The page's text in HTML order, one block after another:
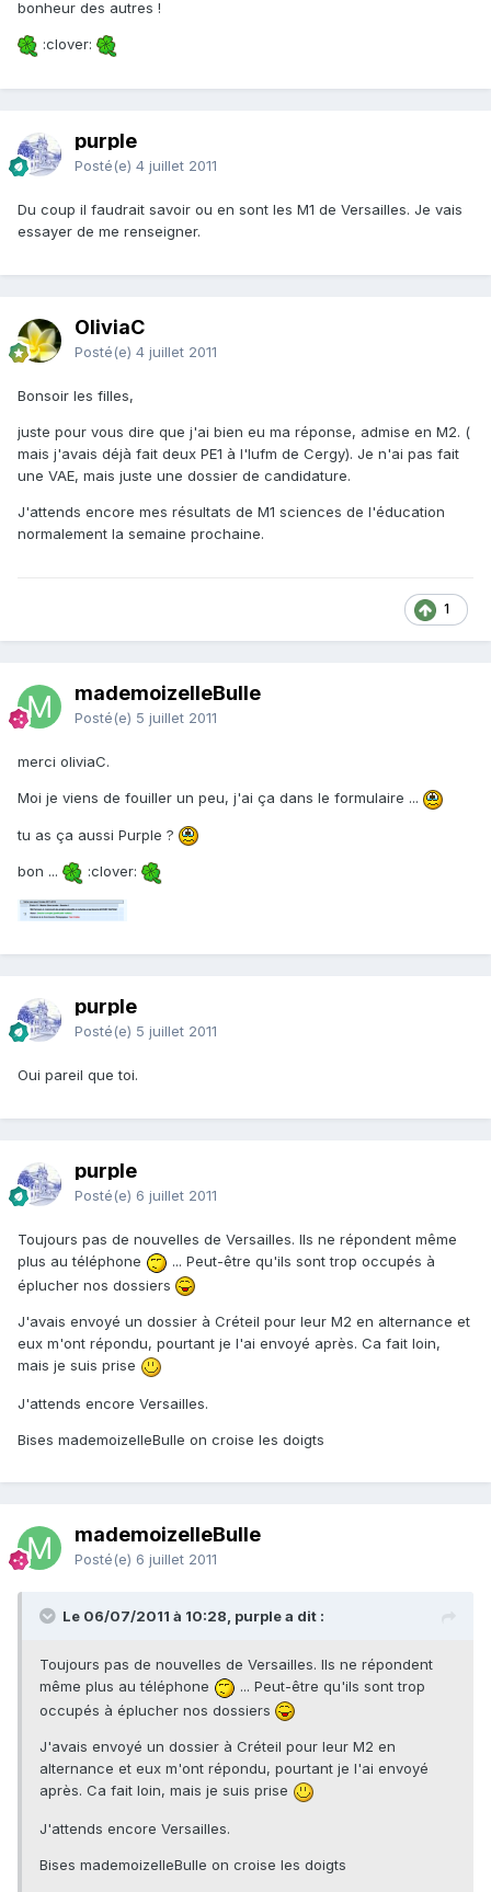
bonheur des autres !
:clover:
purple
Posté(e) 4 juillet 2011
Du coup il faudrait savoir ou en sont les M1 de Versailles. Je vais
essayer de me renseigner.
OliviaC
Posté(e) 4 juillet 2011
Bonsoir les filles,
juste pour vous dire que j'ai bien eu ma réponse, admise en M2. (
mais j'avais déjà fait deux PE1 à l'Iufm de Cergy). Je n'ai pas fait
une VAE, mais juste une dossier de candidature.
J'attends encore mes résultats de M1 sciences de l'éducation
normalement la semaine prochaine.
1
mademoizelleBulle
Posté(e) 5 juillet 2011
merci oliviaC.
Moi je viens de fouiller un peu, j'ai ça dans le formulaire ...
tu as ça aussi Purple ?
bon ... :clover:
purple
Posté(e) 5 juillet 2011
Oui pareil que toi.
purple
Posté(e) 6 juillet 2011
Toujours pas de nouvelles de Versailles. Ils ne répondent même
plus au téléphone
... Peut-être qu'ils sont trop occupés à
éplucher nos dossiers
J'avais envoyé un dossier à Créteil pour leur M2 en alternance et
eux m'ont répondu, pourtant je l'ai envoyé après. Ca fait loin,
mais je suis prise
J'attends encore Versailles.
Bises mademoizelleBulle on croise les doigts
mademoizelleBulle
Posté(e) 6 juillet 2011
Le 06/07/2011 à 10:28, purple a dit :
Toujours pas de nouvelles de Versailles. Ils ne répondent
même plus au téléphone
... Peut-être qu'ils sont trop
occupés à éplucher nos dossiers
J'avais envoyé un dossier à Créteil pour leur M2 en
alternance et eux m'ont répondu, pourtant je l'ai envoyé
après. Ca fait loin, mais je suis prise
J'attends encore Versailles.
Bises mademoizelleBulle on croise les doigts